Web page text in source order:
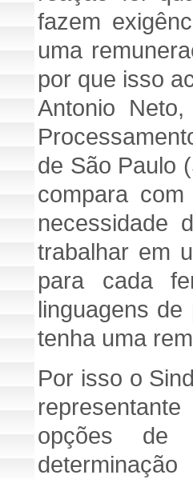
fazem
uma
por que isso
Antonio
de São Paulo
compara
necessidade
trabalhar em
para cada
linguagens
tenha uma
Por isso o
opções de